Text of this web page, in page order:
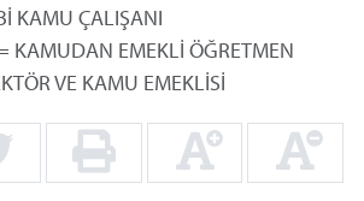
KAMU ÇALIŞANI
KAMUDAN EMEKLİ ÖĞRETMEN
VE KAMU EMEKLİSİ